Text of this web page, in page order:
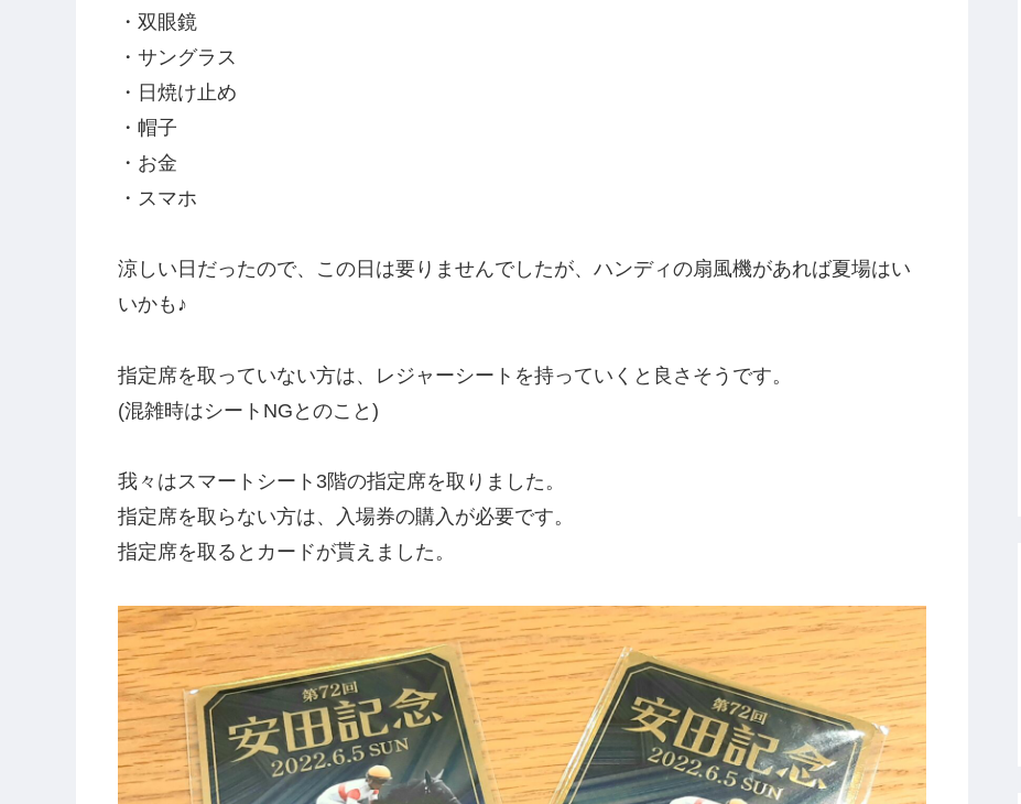
・双眼鏡
・サングラス
・日焼け止め
・帽子
・お金
・スマホ
涼しい日だったので、この日は要りませんでしたが、ハンディの扇風機があれば夏場はい
いかも♪
指定席を取っていない方は、レジャーシートを持っていくと良さそうです。
(混雑時はシートNGとのこと)
我々はスマートシート3階の指定席を取りました。
指定席を取らない方は、入場券の購入が必要です。
指定席を取るとカードが貰えました。